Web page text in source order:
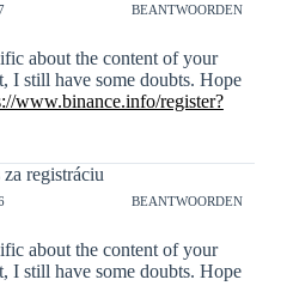
BEANTWOORDEN
about the content of your
I still have some doubts. Hope
www.binance.info/register?
registráciu
BEANTWOORDEN
about the content of your
I still have some doubts. Hope